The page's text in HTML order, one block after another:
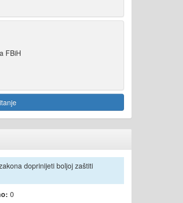
FBiH
doprinijeti boljoj zaštiti
0